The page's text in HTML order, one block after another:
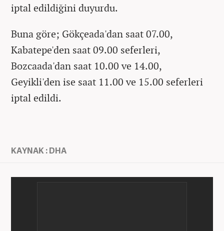
iptal edildiğini duyurdu.
Buna göre; Gökçeada'dan saat 07.00,
Kabatepe'den saat 09.00 seferleri,
Bozcaada'dan saat 10.00 ve 14.00,
Geyikli'den ise saat 11.00 ve 15.00 seferleri
iptal edildi.
KAYNAK : DHA